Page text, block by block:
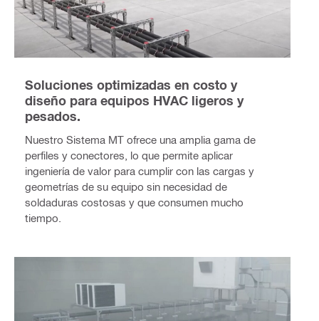
Soluciones optimizadas en costo y
diseño para equipos HVAC ligeros y
pesados.
Nuestro Sistema MT ofrece una amplia gama de
perfiles y conectores, lo que permite aplicar
ingeniería de valor para cumplir con las cargas y
geometrías de su equipo sin necesidad de
soldaduras costosas y que consumen mucho
tiempo.